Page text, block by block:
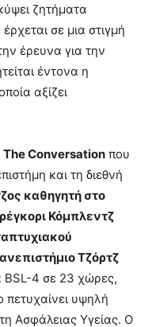
ζητήματα
σε μια στιγμή
έρευνα για την
έντονα η
αξίζει
The Conversation που
και τη διεθνή
καθηγητή στο
Κόμπλεντζ
Τζόρτζ
BSL-4 σε 23 χώρες,
πετυχαίνει υψηλή
Ασφάλειας Υγείας. Ο